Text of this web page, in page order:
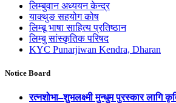
लिम्बुवान अध्ययन केन्द्र
याक्थुङ सहयोग कोष
लिम्बू भाषा साहित्य प्रतिष्ठान
लिम्बु सांस्कृतिक परिषद
KYC Punarjiwan Kendra, Dharan
Notice Board
रत्नशोभा–शुभलक्ष्मी मुन्धुम पुरस्कार लागि